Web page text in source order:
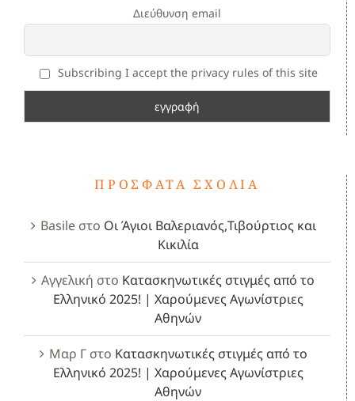
Διεύθυνση email
Subscribing I accept the privacy rules of this site
ΠΡΌΣΦΑΤΑ ΣΧΌΛΙΑ
Basileστο Οι Άγιοι Βαλεριανός,Τιβούρτιος και
Κικιλία
Αγγελική στο Κατασκηνωτικές στιγμές από το
Ελληνικό 2025! | Χαρούμενες Αγωνίστριες
Αθηνών
Μαρ Γστο Κατασκηνωτικές στιγμές από το
Ελληνικό 2025! | Χαρούμενες Αγωνίστριες
Αθηνών